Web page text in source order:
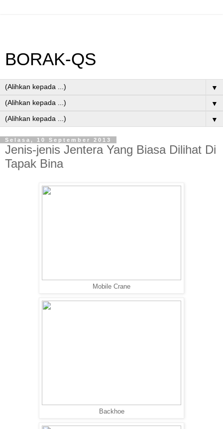
BORAK-QS
▼
▼
▼
Selasa, 10 September 2013
Jenis-jenis Jentera Yang Biasa Dilihat Di
Tapak Bina
Mobile Crane
Backhoe